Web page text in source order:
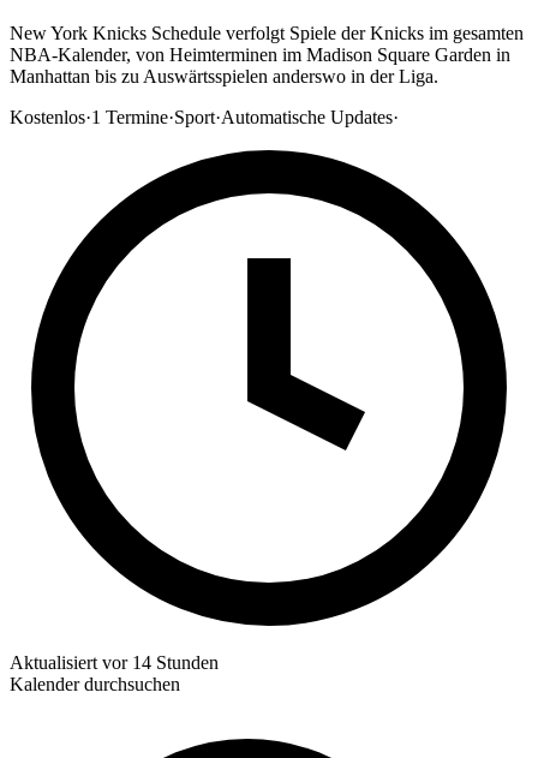
New York Knicks Schedule verfolgt Spiele der Knicks im gesamten
NBA-Kalender, von Heimterminen im Madison Square Garden in
Manhattan bis zu Auswärtsspielen anderswo in der Liga.
Kostenlos·1 Termine·Sport·Automatische Updates·
Aktualisiert vor 14 Stunden
Kalender durchsuchen